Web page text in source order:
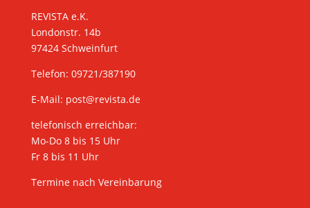
REVISTA e.K.
Londonstr. 14b
97424 Schweinfurt
Telefon: 09721/387190
E-Mail: post@revista.de
telefonisch erreichbar:
Mo-Do 8 bis 15 Uhr
Fr 8 bis 11 Uhr
Termine nach Vereinbarung